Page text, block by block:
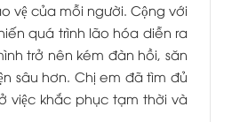
vệ của mỗi người. Cộng với
quá trình lão hóa diễn ra
trở nên kém đàn hồi, săn
sâu hơn. Chị em đã tìm đủ
việc khắc phục tạm thời và